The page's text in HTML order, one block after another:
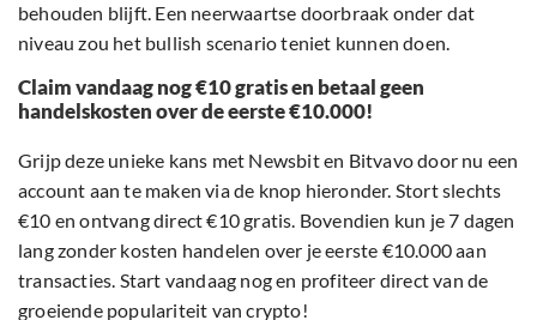
behouden blijft. Een neerwaartse doorbraak onder dat
niveau zou het bullish scenario teniet kunnen doen.
Claim vandaag nog €10 gratis en betaal geen
handelskosten over de eerste €10.000!
Grijp deze unieke kans met Newsbit en Bitvavo door nu een
account aan te maken via de knop hieronder. Stort slechts
€10 en ontvang direct €10 gratis. Bovendien kun je 7 dagen
lang zonder kosten handelen over je eerste €10.000 aan
transacties. Start vandaag nog en profiteer direct van de
groeiende populariteit van crypto!